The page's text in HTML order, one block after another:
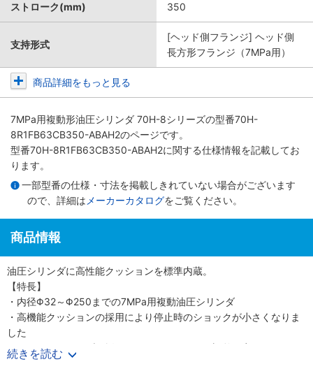
ストローク(mm) 350
支持形式
[ヘッド側フランジ] ヘッド側
長方形フランジ（7MPa用）
商品詳細をもっと見る
7MPa用複動形油圧シリンダ 70H-8シリーズの型番70H-
8R1FB63CB350-ABAH2のページです。
型番70H-8R1FB63CB350-ABAH2に関する仕様情報を記載してお
ります。
一部型番の仕様・寸法を掲載しきれていない場合がございます
ので、詳細は メーカーカタログをご覧ください。
商品情報
油圧シリンダに高性能クッションを標準内蔵。
【特長】
・内径Φ32～Φ250までの7MPa用複動油圧シリンダ
・高機能クッションの採用により停止時のショックが小さくなりま
した
・クッションバルブの採用により、クッション調整が容易になりま
した
続きを読む